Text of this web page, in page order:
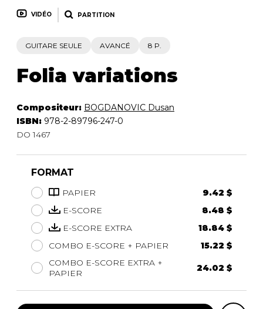
VIDÉO PARTITION
GUITARE SEULE AVANCÉ 8 P.
Folia variations
Compositeur: BOGDANOVIC Dusan
ISBN: 978-2-89796-247-0
DO 1467
FORMAT
PAPIER
9.42 $
E-SCORE
8.48 $
E-SCORE EXTRA
18.84 $
COMBO E-SCORE + PAPIER
15.22 $
COMBO E-SCORE EXTRA +
PAPIER
24.02 $